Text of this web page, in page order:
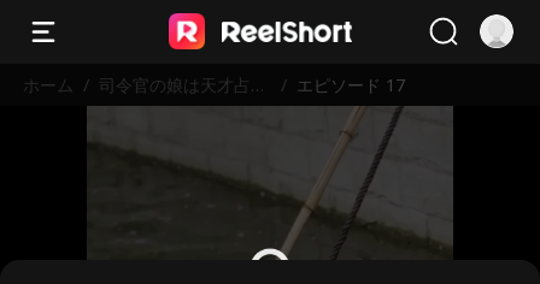
ホーム / 司令官の娘は天才占い
/ エピソード 17